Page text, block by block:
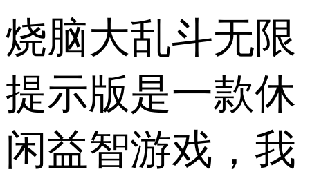
烧脑大乱斗无限
提示版是一款休
闲益智游戏，我